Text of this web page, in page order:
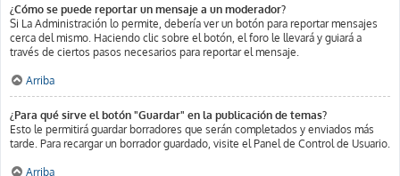
¿Cómo se puede reportar un mensaje a un moderador?
Si La Administración lo permite, debería ver un botón para reportar mensajes
cerca del mismo. Haciendo clic sobre el botón, el foro le llevará y guiará a
través de ciertos pasos necesarios para reportar el mensaje.
Arriba
¿Para qué sirve el botón "Guardar" en la publicación de temas?
Esto le permitirá guardar borradores que serán completados y enviados más
tarde. Para recargar un borrador guardado, visite el Panel de Control de Usuario.
Arriba